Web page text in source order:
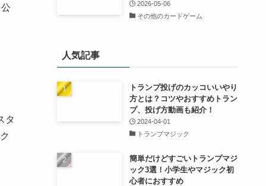
タ
2026-05-06
その他のカードゲーム
人気記事
トランプ投げのカッコいいやり
方とは？コツやおすすめトラン
プ、投げ方動画も紹介！
2024-04-01
トランプマジック
簡単だけどすごいトランプマジ
ック3選！小学生やマジック初
心者におすすめ